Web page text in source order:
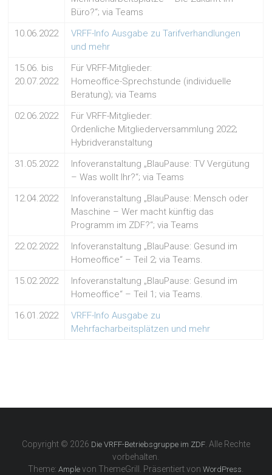
Büro?“; via Teams
10.06.2022
VRFF-Info Ausgabe zu Tarifverhandlungen
und mehr
15.06. bis
20.07.2022
Für VRFF-Mitglieder:
Homeoffice-Sprechstunde (individuelle
Beratung); via Teams
02.06.2022
Für VRFF-Mitglieder:
Ordenliche Mitgliederversammlung 2022;
Hybridveranstaltung
31.05.2022
Infoveranstaltung „BlauPause: TV Vergütung
– Was wollt Ihr?“; via Teams
12.04.2022
Infoveranstaltung „BlauPause: Mensch oder
Maschine – Wer macht künftig das
Programm im ZDF?“; via Teams
22.02.2022
Infoveranstaltung „BlauPause: Gesund im
Homeoffice“ – Teil 2; via Teams.
15.02.2022
Infoveranstaltung „BlauPause: Gesund im
Homeoffice“ – Teil 1; via Teams.
16.01.2022
VRFF-Info Ausgabe zu
Mehrfacharbeitsplätzen und mehr
Copyright © 2026 Die VRFF-Betriebsgruppe im ZDF. Alle Rechte
vorbehalten.
Theme:Ample von ThemeGrill. Präsentiert vonWordPress.